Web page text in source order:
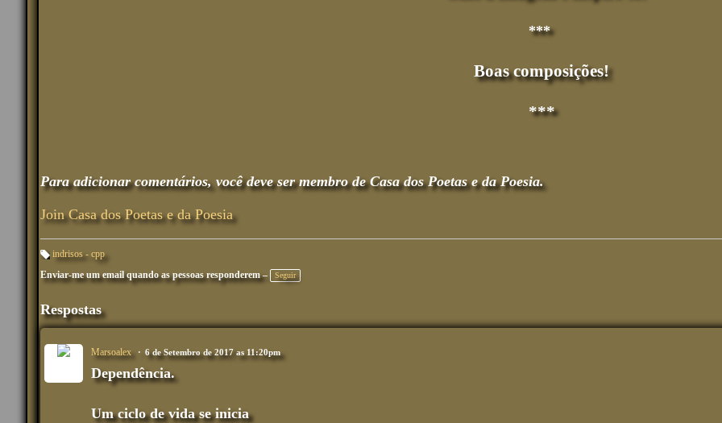
***
Boas composições!
***
Para adicionar comentários, você deve ser membro de Casa dos Poetas e da Poesia.
Join Casa dos Poetas e da Poesia
ar
ca
es
:
indrisos - cpp
Enviar-me um email quando as pessoas responderem –
Seguir
Respostas
Marsoalex 6 de Setembro de 2017 as 11:20pm
Dependência.
Um ciclo de vida se inicia